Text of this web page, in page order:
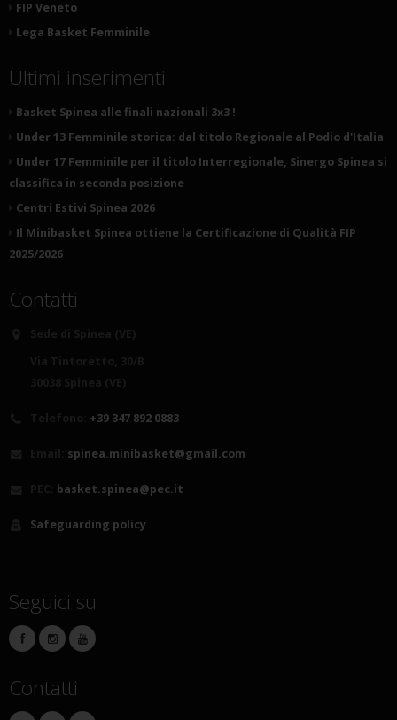
FIP Veneto
Lega Basket Femminile
Ultimi inserimenti
Basket Spinea alle finali nazionali 3x3 !
Under 13 Femminile storica: dal titolo Regionale al Podio d'Italia
Under 17 Femminile per il titolo Interregionale, Sinergo Spinea si
classifica in seconda posizione
Centri Estivi Spinea 2026
Il Minibasket Spinea ottiene la Certificazione di Qualità FIP
2025/2026
Contatti
+39 347 892 0883
spinea.minibasket@gmail.com
basket.spinea@pec.it
Safeguarding policy
Seguici su
Contatti